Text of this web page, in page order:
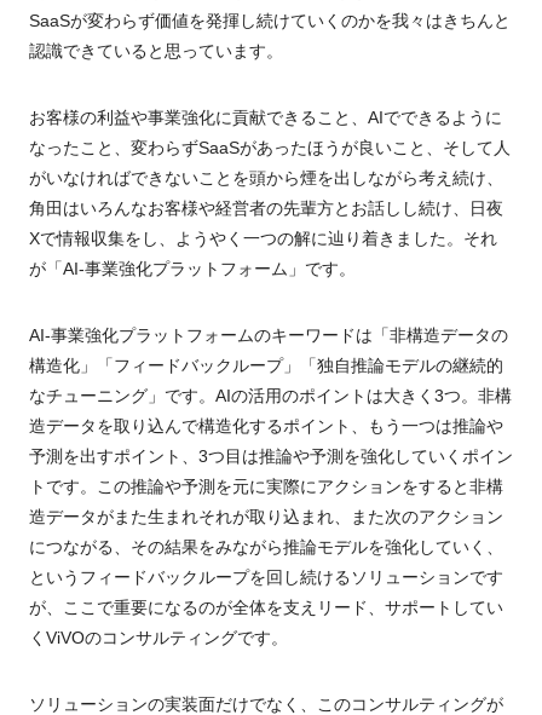
SaaSが変わらず価値を発揮し続けていくのかを我々はきちんと
認識できていると思っています。
お客様の利益や事業強化に貢献できること、AIでできるように
なったこと、変わらずSaaSがあったほうが良いこと、そして人
がいなければできないことを頭から煙を出しながら考え続け、
角田はいろんなお客様や経営者の先輩方とお話しし続け、日夜
Xで情報収集をし、ようやく一つの解に辿り着きました。それ
が「AI-事業強化プラットフォーム」です。
AI-事業強化プラットフォームのキーワードは「非構造データの
構造化」「フィードバックループ」「独自推論モデルの継続的
なチューニング」です。AIの活用のポイントは大きく3つ。非構
造データを取り込んで構造化するポイント、もう一つは推論や
予測を出すポイント、3つ目は推論や予測を強化していくポイン
トです。この推論や予測を元に実際にアクションをすると非構
造データがまた生まれそれが取り込まれ、また次のアクション
につながる、その結果をみながら推論モデルを強化していく、
というフィードバックループを回し続けるソリューションです
が、ここで重要になるのが全体を支えリード、サポートしてい
くViVOのコンサルティングです。
ソリューションの実装面だけでなく、このコンサルティングが